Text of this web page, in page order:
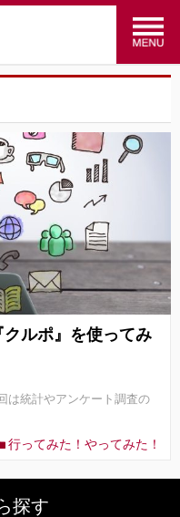
menu
ルポ』を使ってみ
は統計やアンケート調査の
行ってみた！やってみた！
探す